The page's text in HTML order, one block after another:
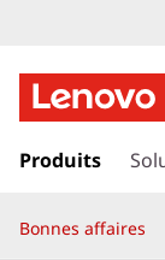
a
e
Produits
Bonnes affaires